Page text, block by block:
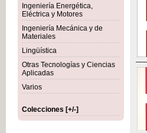
Ingeniería Energética,
Eléctrica y Motores
Ingeniería Mecánica y de
Materiales
Lingüística
Otras Tecnologías y Ciencias
Aplicadas
Varios
Colecciones [+/-]